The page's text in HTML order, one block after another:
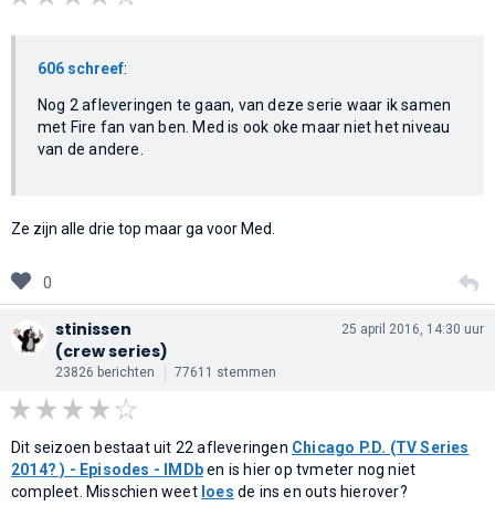
606 schreef:
Nog 2 afleveringen te gaan, van deze serie waar ik samen
met Fire fan van ben. Med is ook oke maar niet het niveau
van de andere.
Ze zijn alle drie top maar ga voor Med.
0
stinissen
(crew series)
23826 berichten 77611 stemmen
25 april 2016, 14:30 uur
Dit seizoen bestaat uit 22 afleveringen Chicago P.D. (TV Series
2014? ) - Episodes - IMDben is hier op tvmeter nog niet
compleet. Misschien weet loes de ins en outs hierover?